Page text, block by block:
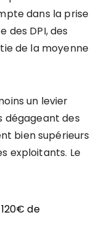
dans la prise
des DPI, des
de la moyenne
un levier
dégageant des
bien supérieurs
exploitants. Le
de